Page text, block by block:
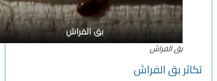
بق الفراش
تكاثر بق الفراش